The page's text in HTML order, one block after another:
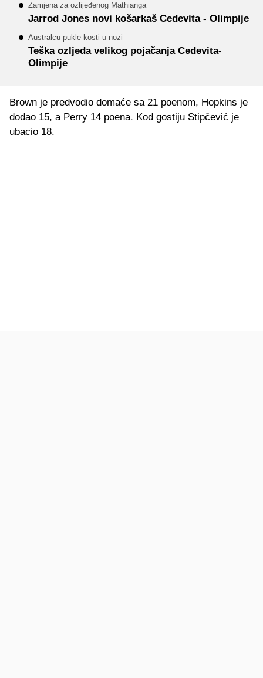
Zamjena za ozlijeđenog Mathianga
Jarrod Jones novi košarkaš Cedevita - Olimpije
Australcu pukle kosti u nozi
Teška ozljeda velikog pojačanja Cedevita-
Olimpije
Brown je predvodio domaće sa 21 poenom, Hopkins je
dodao 15, a Perry 14 poena. Kod gostiju Stipčević je
ubacio 18.